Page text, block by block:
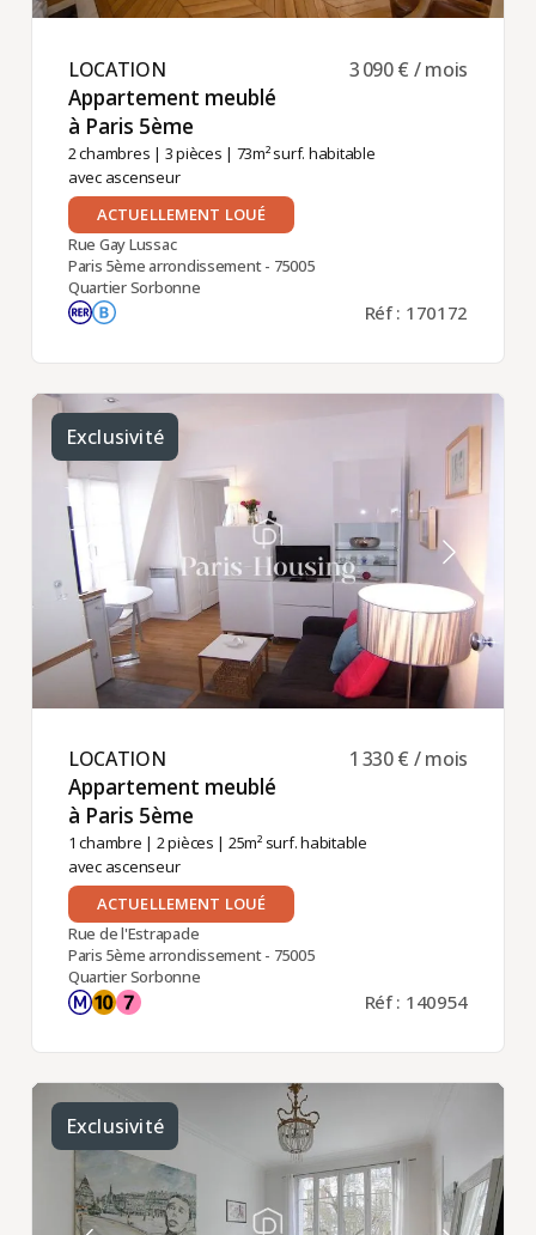
LOCATION ​
Appartement meublé
à Paris 5ème ​
2 chambres | 3 pièces | 73m² surf. habitable
avec ascenseur
3 090 € / mois
ACTUELLEMENT LOUÉ
Rue Gay Lussac
Paris 5ème arrondissement - 75005
Quartier Sorbonne
Réf : 170172
Exclusivité
LOCATION ​
Appartement meublé
à Paris 5ème ​
1 chambre | 2 pièces | 25m² surf. habitable
avec ascenseur
1 330 € / mois
ACTUELLEMENT LOUÉ
Rue de l'Estrapade
Paris 5ème arrondissement - 75005
Quartier Sorbonne
Réf : 140954
Exclusivité